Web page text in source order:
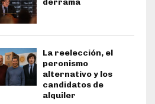
derrama
La reelección, el
peronismo
alternativo y los
candidatos de
alquiler